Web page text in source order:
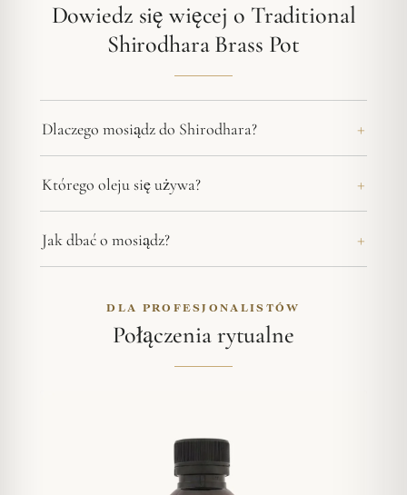
Dowiedz się więcej o Traditional
Shirodhara Brass Pot
Dlaczego mosiądz do Shirodhara?
Którego oleju się używa?
Jak dbać o mosiądz?
DLA PROFESJONALISTÓW
Połączenia rytualne